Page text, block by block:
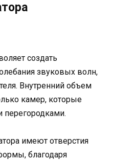
создать
звуковых волн,
Внутренний объем
камер, которые
перегородками.
имеют отверстия
благодаря